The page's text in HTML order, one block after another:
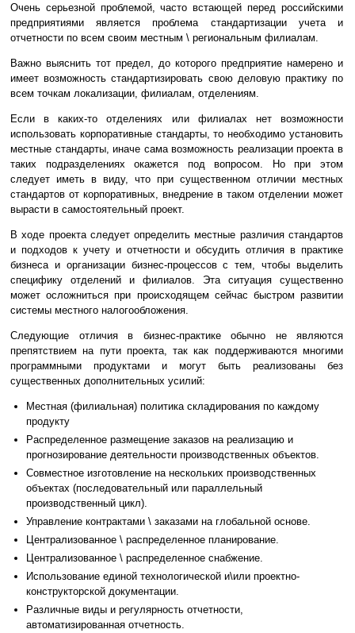
Очень серьезной проблемой, часто встающей перед российскими
предприятиями является проблема стандартизации учета и
отчетности по всем своим местным \ региональным филиалам.
Важно выяснить тот предел, до которого предприятие намерено и
имеет возможность стандартизировать свою деловую практику по
всем точкам локализации, филиалам, отделениям.
Если в каких-то отделениях или филиалах нет возможности
использовать корпоративные стандарты, то необходимо установить
местные стандарты, иначе сама возможность реализации проекта в
таких подразделениях окажется под вопросом. Но при этом
следует иметь в виду, что при существенном отличии местных
стандартов от корпоративных, внедрение в таком отделении может
вырасти в самостоятельный проект.
В ходе проекта следует определить местные различия стандартов
и подходов к учету и отчетности и обсудить отличия в практике
бизнеса и организации бизнес-процессов с тем, чтобы выделить
специфику отделений и филиалов. Эта ситуация существенно
может осложниться при происходящем сейчас быстром развитии
системы местного налогообложения.
Следующие отличия в бизнес-практике обычно не являются
препятствием на пути проекта, так как поддерживаются многими
программными продуктами и могут быть реализованы без
существенных дополнительных усилий:
Местная (филиальная) политика складирования по каждому
продукту
Распределенное размещение заказов на реализацию и
прогнозирование деятельности производственных объектов.
Совместное изготовление на нескольких производственных
объектах (последовательный или параллельный
производственный цикл).
Управление контрактами \ заказами на глобальной основе.
Централизованное \ распределенное планирование.
Централизованное \ распределенное снабжение.
Использование единой технологической и\или проектно-
конструкторской документации.
Различные виды и регулярность отчетности,
автоматизированная отчетность.